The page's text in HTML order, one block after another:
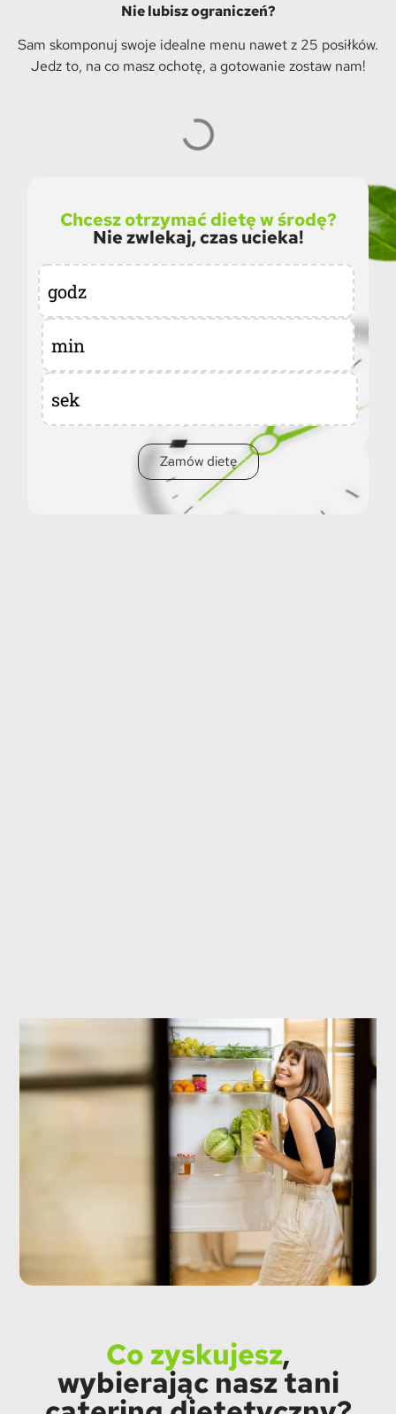
Nie lubisz ograniczeń?
Sam skomponuj swoje idealne menu nawet z 25 posiłków.
Jedz to, na co masz ochotę, a gotowanie zostaw nam!
Chcesz otrzymać dietę w środę?
Nie zwlekaj, czas ucieka!
godz
min
sek
Zamów dietę
Co zyskujesz,
wybierając nasz tani